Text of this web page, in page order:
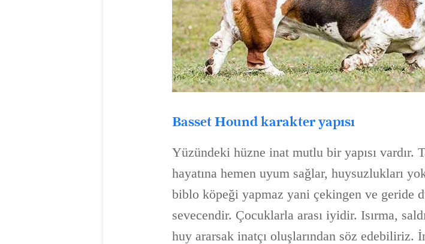
Basset Hound karakter yapısı
Yüzündeki hüzne inat mutlu bir yapısı vardır.
hayatına hemen uyum sağlar, huysuzlukları
biblo köpeği yapmaz yani çekingen ve geride
sevecendir. Çocuklarla arası iyidir. Isırma,
huy ararsak inatçı oluşlarından söz edebiliriz.